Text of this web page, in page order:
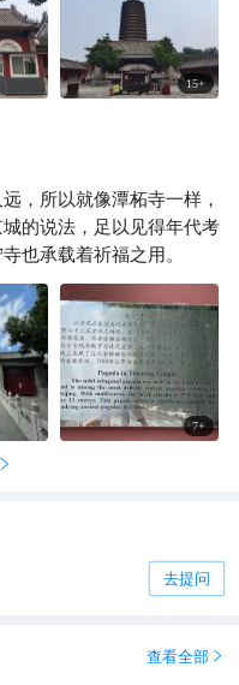
朝时英语远没有如今这般
梵语吧；而天宁寺保佑事
入京做官或者做生意，通
”，是北京最古老的寺院之
辽代时所建。隋朝仁寿年
传隋文帝未称帝时，一印
在仁寿年间将舍利分送中
中之一，初建时的塔为木
（1119—1120年），于寺
个月，其造型取《华严
耶律淳，也就是后来仅称
个短命王朝的唯一纪念。
城中唯一的大寺，所以在
，并改名为大万安寺。元
毁于兵火，仅余孤塔。明
在天宁寺西北角的宗师
更名为天宁寺，明正德十
度修缮天宁寺，明末时天
一年（1682年）重建天宁
15+
，所以就像潭柘寺一样，
的说法，足以见得年代考
也承载着祈福之用。
7+

去提问
查看全部 